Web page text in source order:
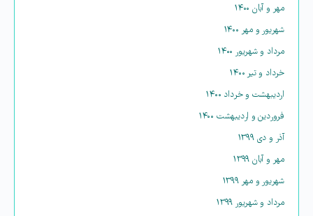
مهر و آبان ۱۴۰۰
شهریور و مهر ۱۴۰۰
مرداد و شهریور ۱۴۰۰
خرداد و تیر ۱۴۰۰
اردیبهشت و خرداد ۱۴۰۰
فروردین و اردیبهشت ۱۴۰۰
آذر و دی ۱۳۹۹
مهر و آبان ۱۳۹۹
شهریور و مهر ۱۳۹۹
مرداد و شهریور ۱۳۹۹